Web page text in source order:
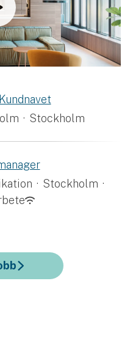
· Stockholm
· Stockholm ·